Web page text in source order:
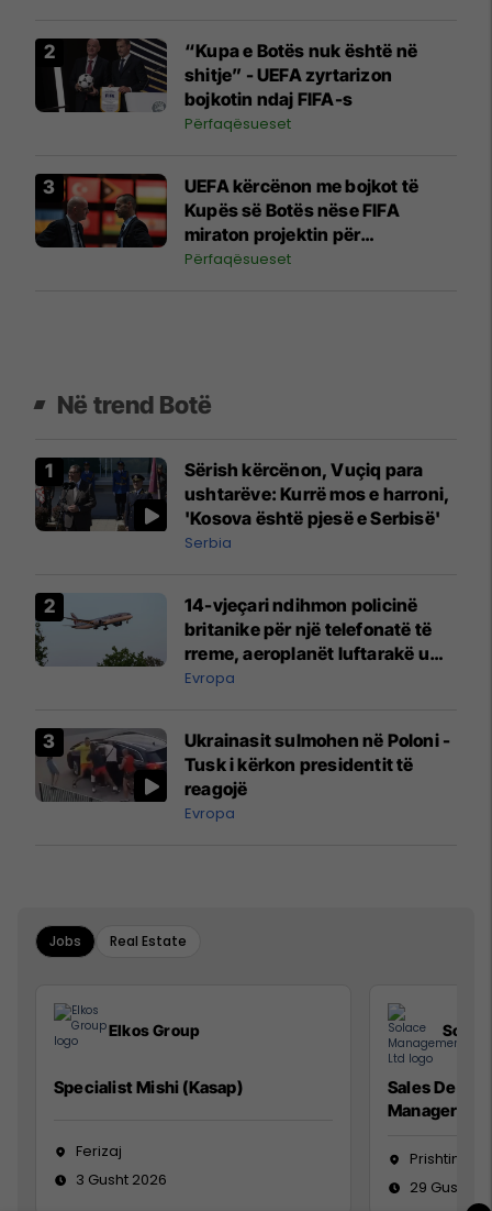
“Kupa e Botës nuk është në
shitje” - UEFA zyrtarizon
bojkotin ndaj FIFA-s
Përfaqësueset
UEFA kërcënon me bojkot të
Kupës së Botës nëse FIFA
miraton projektin për
investitorët privatë
Përfaqësueset
Në trend Botë
Sërish kërcënon, Vuçiq para
ushtarëve: Kurrë mos e harroni,
'Kosova është pjesë e Serbisë'
Serbia
14-vjeçari ndihmon policinë
britanike për një telefonatë të
rreme, aeroplanët luftarakë u
ngritën në ajër për të
Mançesterit
Evropa
Ukrainasit sulmohen në Poloni -
Tusk i kërkon presidentit të
reagojë
Evropa
Jobs Real Estate
Elkos Group
Specialist Mishi (Kasap)
Ferizaj
3 Gusht 2026
Sales
Manager
Prishtinë
29 Gusht